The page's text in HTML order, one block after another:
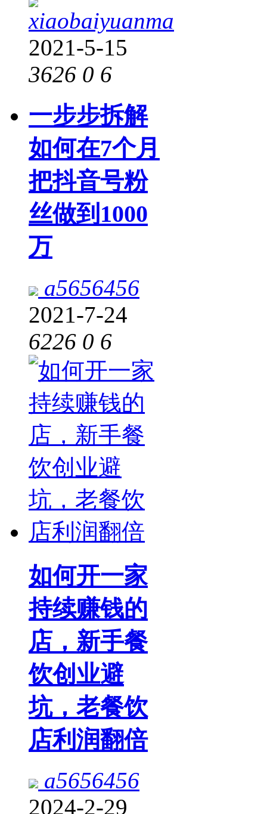
xiaobaiyuanma
2021-5-15
3626 0 6
一步步拆解
如何在7个月
把抖音号粉
丝做到1000
万
a5656456
2021-7-24
6226 0 6
如何开一家
持续赚钱的
店，新手餐
饮创业避
坑，老餐饮
店利润翻倍
a5656456
2024-2-29